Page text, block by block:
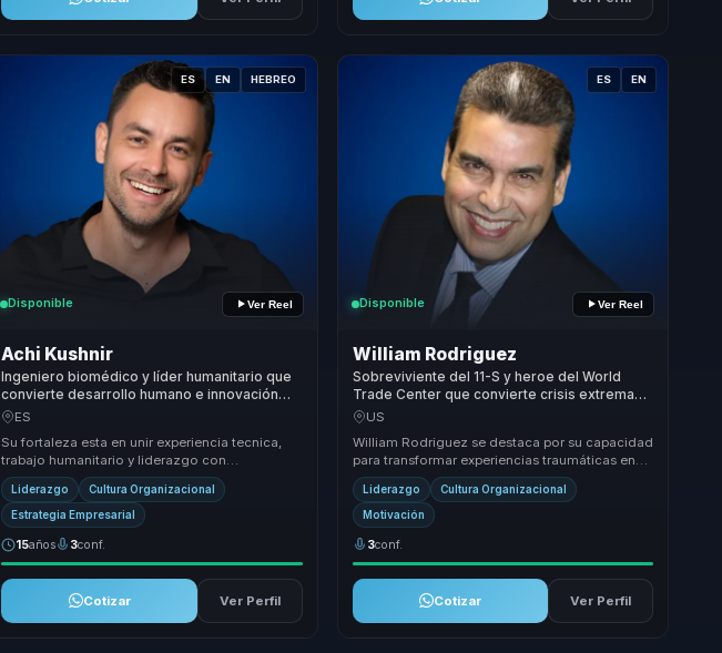
ES EN HEBREO
Disponible Ver Reel
Achi Kushnir
Ingeniero biomédico y líder humanitario que
convierte desarrollo humano e innovación
médica en cultura con propósito para
ES
Su fortaleza esta en unir experiencia tecnica,
trabajo humanitario y liderazgo con
sensibilidad real. Lleva la innovacion a una
conversac...
Liderazgo Cultura Organizacional
Estrategia Empresarial
15años 3conf.
Cotizar Ver Perfil
ES EN
Disponible Ver Reel
William Rodriguez
Sobreviviente del 11-S y heroe del World
Trade Center que convierte crisis extrema
en resiliencia y fortaleza mental para
US
William Rodriguez se destaca por su capacidad
para transformar experiencias traumáticas en
lecciones de liderazgo y resiliencia. Su enfoq...
Liderazgo Cultura Organizacional
Motivación
3conf.
Cotizar Ver Perfil